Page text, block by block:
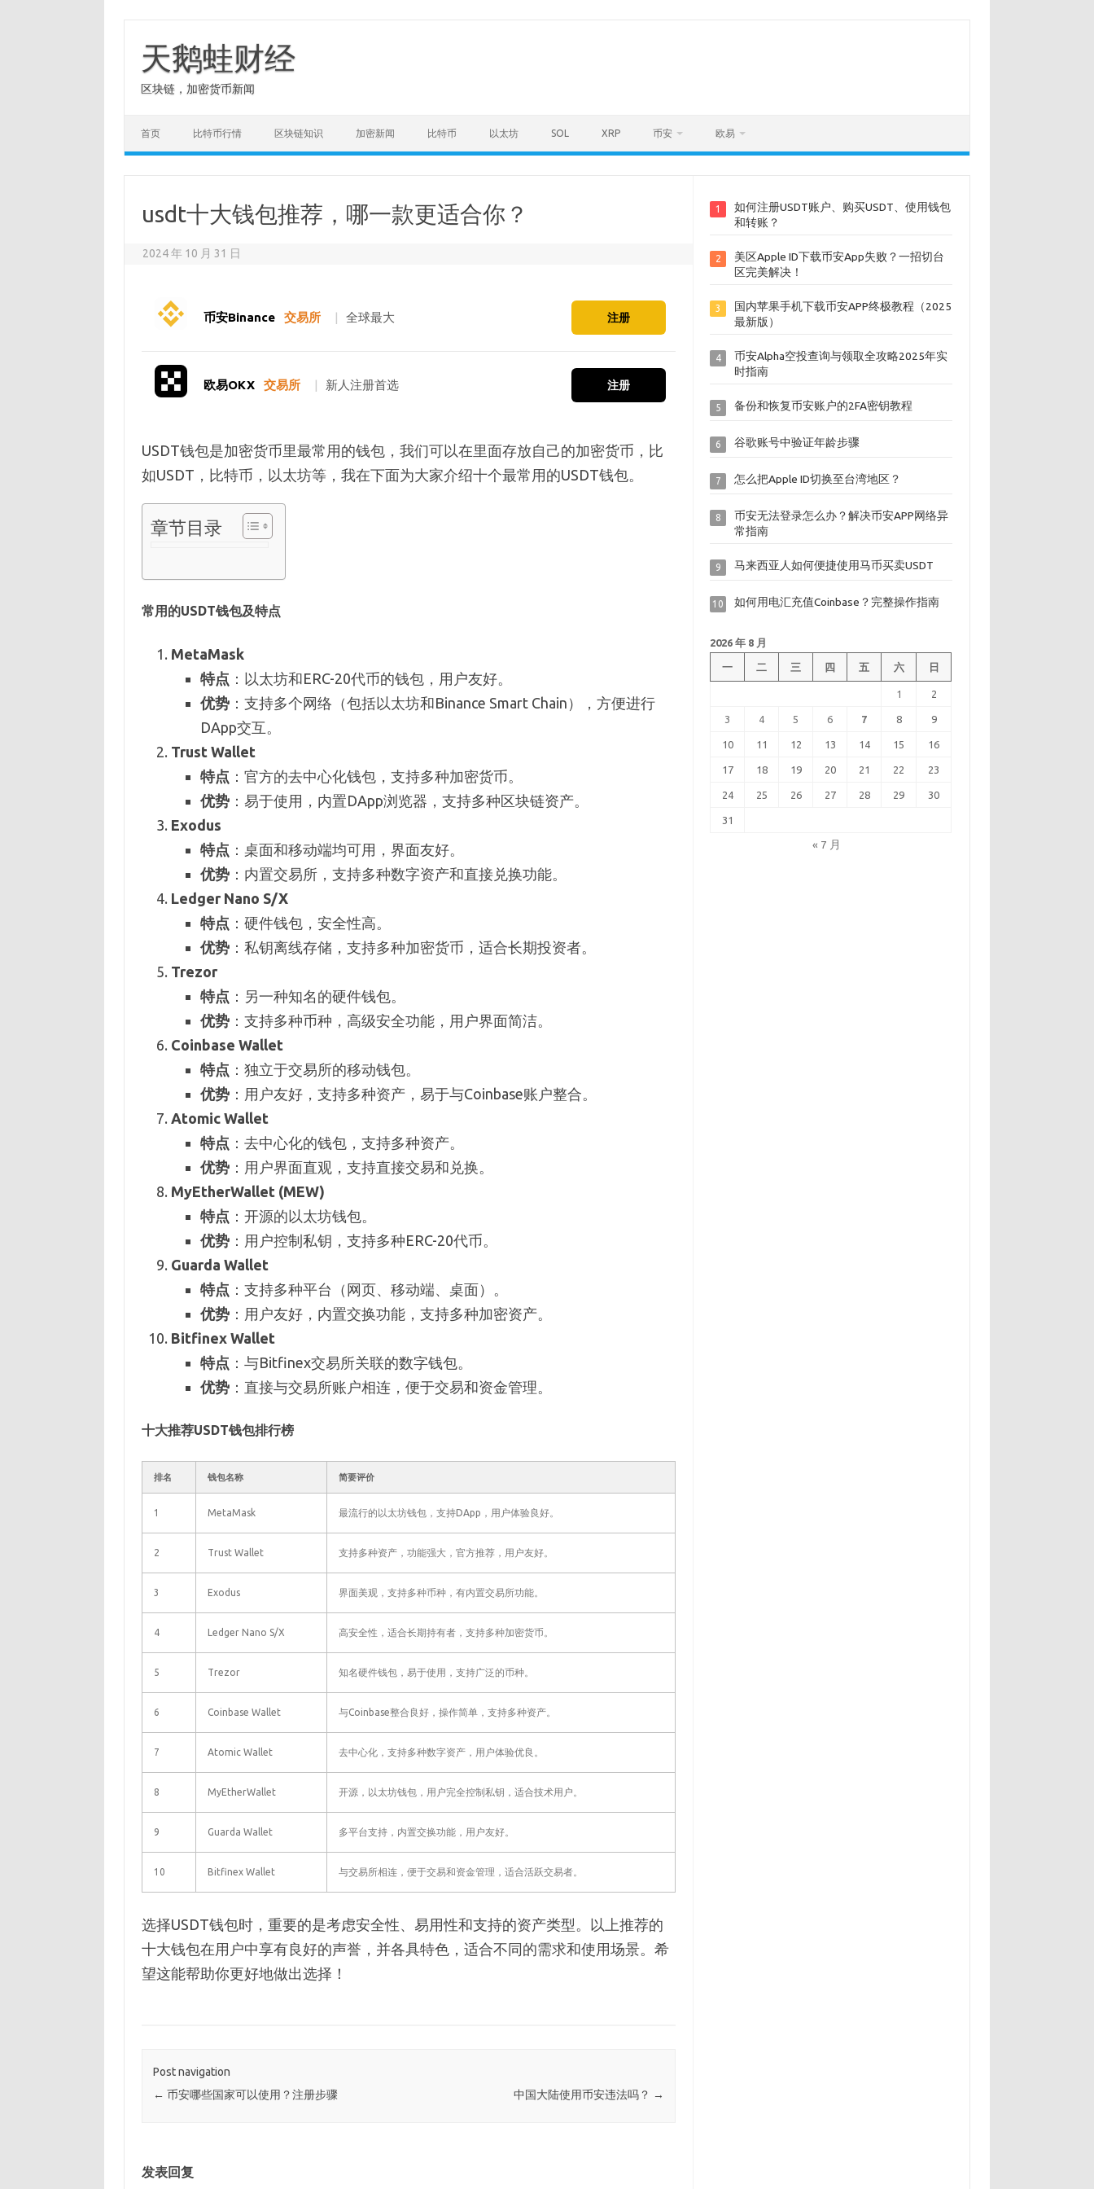
content
天鹅蛙财经
区块链，加密货币新闻
首页 比特币行情 区块链知识 加密新闻 比特币 以太坊 SOL XRP 币安 欧易
usdt十大钱包推荐，哪一款更适合你？
2024 年 10 月 31 日
币安Binance 交易所 | 全球最大 注册
欧易OKX 交易所 | 新人注册首选 注册
USDT钱包是加密货币里最常用的钱包，我们可以在里面存放自己的加密货币，比
如USDT，比特币，以太坊等，我在下面为大家介绍十个最常用的USDT钱包。
章节目录
常用的USDT钱包及特点
MetaMask
特点 ：以太坊和ERC-20代币的钱包，用户友好。
优势：支持多个网络（包括以太坊和Binance Smart Chain），方便进行
DApp交互。
Trust Wallet
特点 ：官方的去中心化钱包，支持多种加密货币。
优势：易于使用，内置DApp浏览器，支持多种区块链资产。
Exodus
特点 ：桌面和移动端均可用，界面友好。
优势：内置交易所，支持多种数字资产和直接兑换功能。
Ledger Nano S/X
特点 ：硬件钱包，安全性高。
优势：私钥离线存储，支持多种加密货币，适合长期投资者。
Trezor
特点 ：另一种知名的硬件钱包。
优势：支持多种币种，高级安全功能，用户界面简洁。
Coinbase Wallet
特点 ：独立于交易所的移动钱包。
优势：用户友好，支持多种资产，易于与Coinbase账户整合。
Atomic Wallet
特点 ：去中心化的钱包，支持多种资产。
优势：用户界面直观，支持直接交易和兑换。
MyEtherWallet (MEW)
特点 ：开源的以太坊钱包。
优势：用户控制私钥，支持多种ERC-20代币。
Guarda Wallet
特点 ：支持多种平台（网页、移动端、桌面）。
优势：用户友好，内置交换功能，支持多种加密资产。
Bitfinex Wallet
特点 ：与Bitfinex交易所关联的数字钱包。
优势：直接与交易所账户相连，便于交易和资金管理。
十大推荐USDT钱包排行榜
排名 钱包名称 简要评价
1 MetaMask 最流行的以太坊钱包，支持DApp，用户体验良好。
2 Trust Wallet 支持多种资产，功能强大，官方推荐，用户友好。
3 Exodus 界面美观，支持多种币种，有内置交易所功能。
4 Ledger Nano S/X 高安全性，适合长期持有者，支持多种加密货币。
5 Trezor 知名硬件钱包，易于使用，支持广泛的币种。
6 Coinbase Wallet 与Coinbase整合良好，操作简单，支持多种资产。
7 Atomic Wallet 去中心化，支持多种数字资产，用户体验优良。
8 MyEtherWallet 开源，以太坊钱包，用户完全控制私钥，适合技术用户。
9 Guarda Wallet 多平台支持，内置交换功能，用户友好。
10 Bitfinex Wallet 与交易所相连，便于交易和资金管理，适合活跃交易者。
选择USDT钱包时，重要的是考虑安全性、易用性和支持的资产类型。以上推荐的
十大钱包在用户中享有良好的声誉，并各具特色，适合不同的需求和使用场景。希
望这能帮助你更好地做出选择！
Post navigation
← 币安哪些国家可以使用？注册步骤 中国大陆使用币安违法吗？ →
发表回复
1
如何注册USDT账户、购买USDT、使用钱包
和转账？
2
美区Apple ID下载币安App失败？一招切台
区完美解决！
3
国内苹果手机下载币安APP终极教程（2025
最新版）
4
币安Alpha空投查询与领取全攻略2025年实
时指南
5 备份和恢复币安账户的2FA密钥教程
6 谷歌账号中验证年龄步骤
7 怎么把Apple ID切换至台湾地区？
8
币安无法登录怎么办？解决币安APP网络异
常指南
9 马来西亚人如何便捷使用马币买卖USDT
10 如何用电汇充值Coinbase？完整操作指南
2026 年 8 月
一 二 三 四 五 六 日
1 2
3 4 5 6 7 8 9
10 11 12 13 14 15 16
17 18 19 20 21 22 23
24 25 26 27 28 29 30
31
« 7 月